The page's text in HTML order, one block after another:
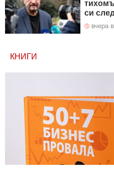
си
вчера
КНИГИ